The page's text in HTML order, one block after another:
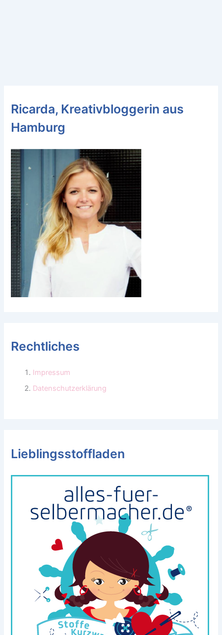
Ricarda, Kreativbloggerin aus
Hamburg
Rechtliches
Impressum
Datenschutzerklärung
Lieblingsstoffladen